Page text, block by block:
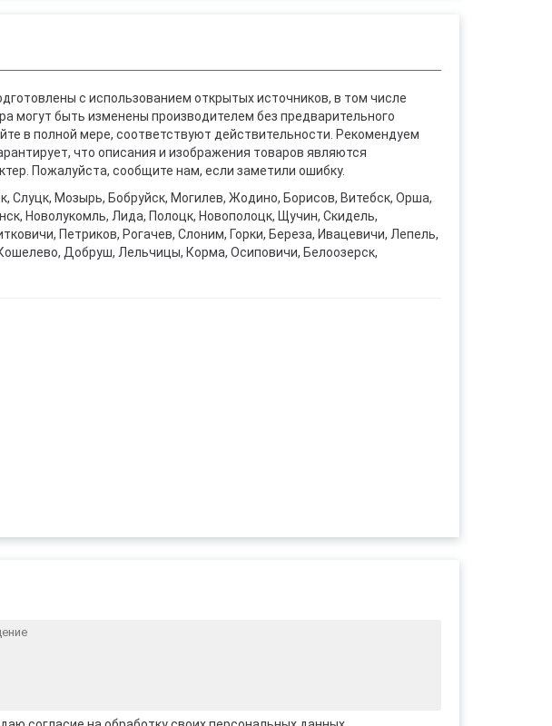
с использованием открытых источников, в том числе
могут быть изменены производителем без предварительного
в полной мере, соответствуют действительности. Рекомендуем
что описания и изображения товаров являются
Пожалуйста, сообщите нам, если заметили ошибку.
Слуцк, Мозырь, Бобруйск, Могилев, Жодино, Борисов, Витебск, Орша,
Новолукомль, Лида, Полоцк, Новополоцк, Щучин, Скидель,
Петриков, Рогачев, Слоним, Горки, Береза, Ивацевичи, Лепель,
Добруш, Лельчицы, Корма, Осиповичи, Белоозерск,